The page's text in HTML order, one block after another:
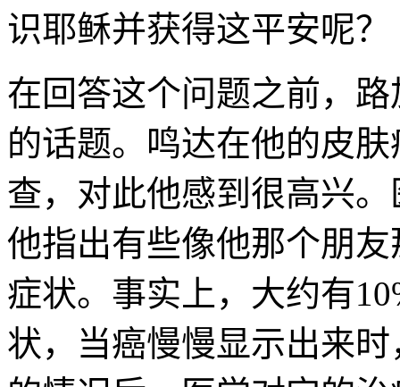
识耶稣并获得这平安呢？
在回答这个问题之前，
的话题。鸣达在他的皮
查，对此他感到很高兴
他指出有些像他那个朋
症状。事实上，大约有
状，当癌慢慢显示出来